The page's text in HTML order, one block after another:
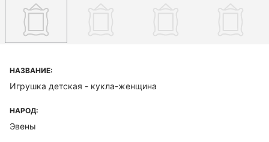
НАЗВАНИЕ:
Игрушка детская - кукла-женщина
НАРОД:
Эвены